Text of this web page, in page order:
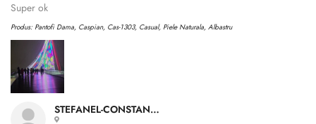
STEFANEL-CONSTANTIN A.
Super ok
Produs: Pantofi Dama, Caspian, Cas-1303, Casual, Piele Naturala, Albastru